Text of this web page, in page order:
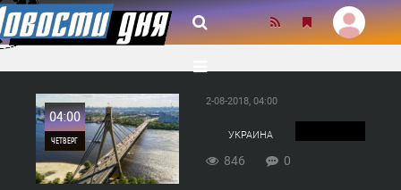
04:00
ЧЕТВЕРГ
0
2-08-2018, 04:00
УКРАИНА
846 0